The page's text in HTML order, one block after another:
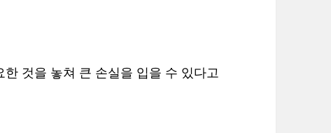
것을 놓쳐 큰 손실을 입을 수 있다고